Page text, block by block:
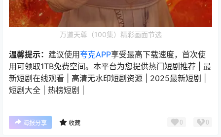
万道天尊（100集）精彩画面节选
温馨提示： 建议使用夸克APP享受最高下载速度，首次使
用可领取1TB免费空间。本平台为您提供热门短剧推荐 | 最
新短剧在线观看 | 高清无水印短剧资源 | 2025最新短剧 |
短剧大全 | 热榜短剧 |
海报分享 收藏 0 0